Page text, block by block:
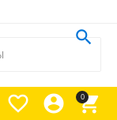
0



